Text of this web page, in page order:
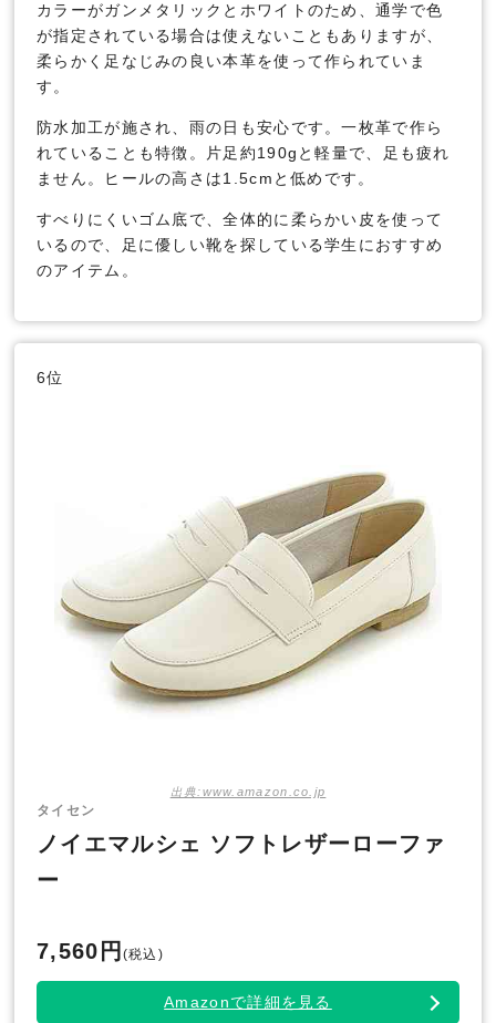
カラーがガンメタリックとホワイトのため、通学で色
が指定されている場合は使えないこともありますが、
柔らかく足なじみの良い本革を使って作られていま
す。
防水加工が施され、雨の日も安心です。一枚革で作ら
れていることも特徴。片足約190gと軽量で、足も疲れ
ません。ヒールの高さは1.5cmと低めです。
すべりにくいゴム底で、全体的に柔らかい皮を使って
いるので、足に優しい靴を探している学生におすすめ
のアイテム。
6位
出典:www.amazon.co.jp
タイセン
ノイエマルシェ ソフトレザーローファ
ー
7,560円 (税込)
Amazonで詳細を見る